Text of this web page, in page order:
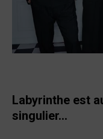
Labyrinthe est
singulier…